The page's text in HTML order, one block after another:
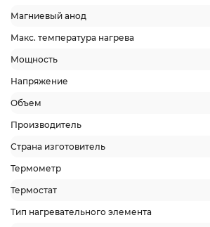
Магниевый анод
Макс. температура нагрева
Мощность
Напряжение
Объем
Производитель
Страна изготовитель
Термометр
Термостат
Тип нагревательного элемента